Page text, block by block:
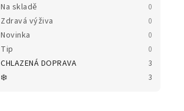
Na skladě 0
Zdravá výživa 0
Novinka 0
Tip 0
CHLAZENÁ DOPRAVA 3
❄️ 3